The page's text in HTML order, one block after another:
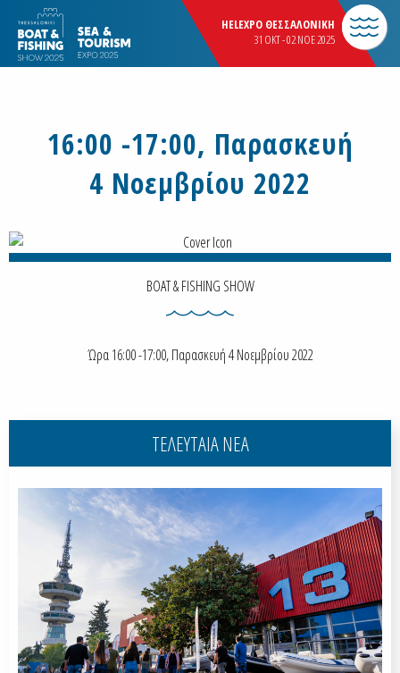
HELEXPO ΘΕΣΣΑΛΟΝΙΚΗ
31 OKT - 02 NOE 2025
16:00 -17:00, Παρασκευή
4 Νοεμβρίου 2022
BOAT & FISHING SHOW
Ώρα 16:00 -17:00, Παρασκευή 4 Νοεμβρίου 2022
ΤΕΛΕΥΤΑΙΑ ΝΕΑ